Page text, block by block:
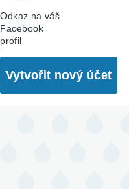
Odkaz na váš
Facebook
profil